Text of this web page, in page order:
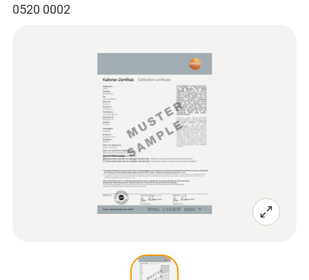
0520 0002